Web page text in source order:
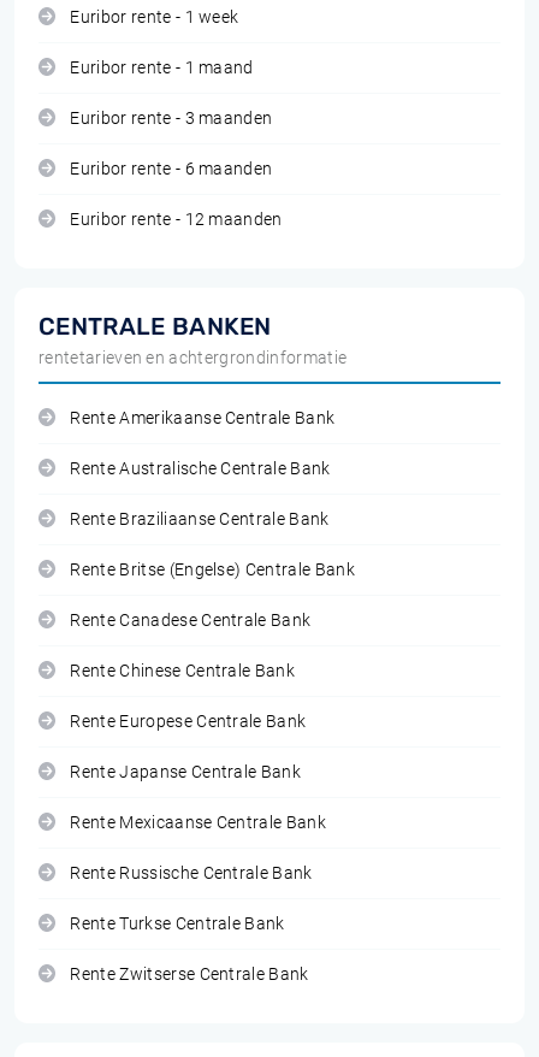
Euribor rente - 1 week
Euribor rente - 1 maand
Euribor rente - 3 maanden
Euribor rente - 6 maanden
Euribor rente - 12 maanden
CENTRALE BANKEN
rentetarieven en achtergrondinformatie
Rente Amerikaanse Centrale Bank
Rente Australische Centrale Bank
Rente Braziliaanse Centrale Bank
Rente Britse (Engelse) Centrale Bank
Rente Canadese Centrale Bank
Rente Chinese Centrale Bank
Rente Europese Centrale Bank
Rente Japanse Centrale Bank
Rente Mexicaanse Centrale Bank
Rente Russische Centrale Bank
Rente Turkse Centrale Bank
Rente Zwitserse Centrale Bank